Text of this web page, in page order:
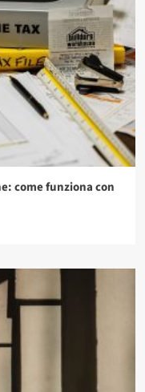
come funziona con